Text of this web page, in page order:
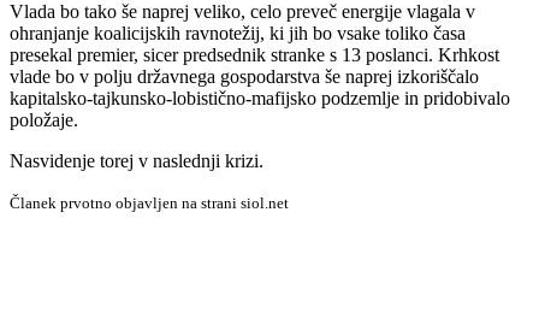
Vlada bo tako še naprej veliko, celo preveč energije vlagala v
ohranjanje koalicijskih ravnotežij, ki jih bo vsake toliko časa
presekal premier, sicer predsednik stranke s 13 poslanci. Krhkost
vlade bo v polju državnega gospodarstva še naprej izkoriščalo
kapitalsko-tajkunsko-lobistično-mafijsko podzemlje in pridobivalo
položaje.
Nasvidenje torej v naslednji krizi.
Članek prvotno objavljen na strani siol.net